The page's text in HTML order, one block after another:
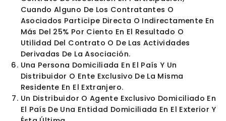
Se Considera Que Una Persona Natural Posee
Una Participación En El Capital Social O
Derechos De Voto, Cuando La Titularidad De
Participación Directa O Indirectamente,
Corresponde Al Cónyuge O Persona Unida Por
Relación De Parentesco En Línea Directa O
Colateral, Por Consanguinidad Hasta El
Grado O Por Afinidad Hasta El Segundo
En Una Unión De Personas, Sociedad De Hecho